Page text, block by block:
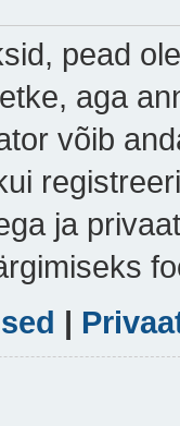
pead
aga
võib
ja
|